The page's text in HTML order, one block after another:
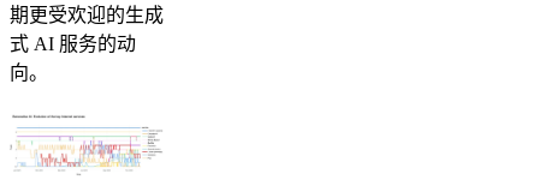
期更受欢迎的生成
式 AI 服务的动
向。